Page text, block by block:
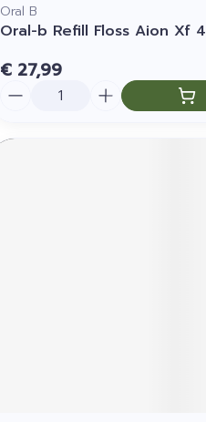
Oral B
Oral-b Refill Floss Aion Xf 4
€ 27,99